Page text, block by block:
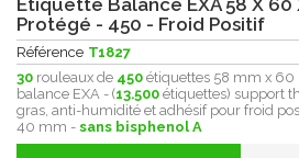
Protégé - 450 - Froid Positif
Référence T1827
30 rouleaux de 450 étiquettes 58 mm x
balance EXA - (13.500 étiquettes) support
gras, anti-humidité et adhésif pour froid
40 mm - sans bisphenol A